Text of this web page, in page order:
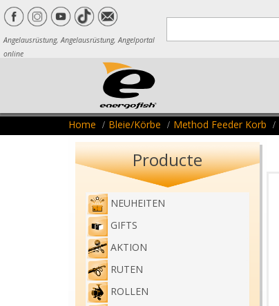
Angelausrüstung, Angelausrüstung, Angelportal
online
Home Bleie/Körbe Method Feeder Korb
Producte
NEUHEITEN
GIFTS
AKTION
RUTEN
ROLLEN